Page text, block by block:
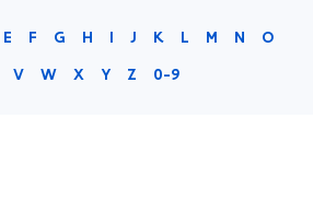
E F G H I J K L M N
O
V W X Y Z 0-9